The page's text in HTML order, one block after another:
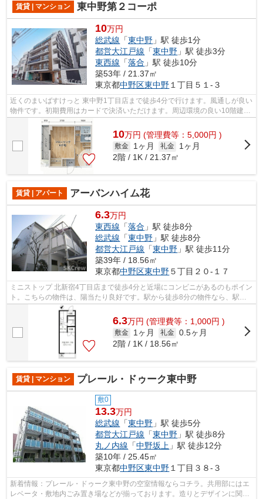
賃貸 | マンション 東中野第２コーポ
10万円
総武線 「東中野 」駅 徒歩1分
都営大江戸線 「東中野 」駅 徒歩3分
東西線 「落合 」駅 徒歩10分
築53年 / 21.37㎡
東京都中野区東中野 １丁目５１-３
近くのまいばすけっと 東中野1丁目店まで徒歩4分で行けます。風通しが良い
物件です。初期費用はカードで決済いただけます。周辺環境の良い10階建て
の建物です。中野区エリアと総武線東...
10万円 (管理費等：5,000円 )
敷金 1ヶ月 礼金
1ヶ月
2階 / 1K / 21.37㎡
賃貸 | アパート アーバンハイム花
6.3万円
東西線 「落合 」駅 徒歩8分
総武線 「東中野 」駅 徒歩8分
都営大江戸線 「東中野 」駅 徒歩11分
築39年 / 18.56㎡
東京都中野区東中野５丁目２０-１７
ミニストップ 北新宿4丁目店まで徒歩4分と近場にコンビニがあるのもポイン
ト。こちらの物件は、陽当たり良好です。駅から徒歩8分の物件なら、駅前
のお買い物も便利です。最上階の物件...
6.3万円 (管理費等：1,000円 )
敷金 1ヶ月 礼金 0.5ヶ月
2階 / 1K / 18.56㎡
賃貸 | マンション プレール・ドゥーク東中野
敷0
13.3万円
総武線 「東中野 」駅 徒歩5分
都営大江戸線 「東中野 」駅 徒歩8分
丸ノ内線 「中野坂上 」駅 徒歩12分
築10年 / 25.45㎡
東京都中野区東中野１丁目３８-３
新着情報：プレール・ドゥーク東中野の空室情報ならコチラ。共用部にはエ
レベータ・敷地内ごみ置き場などが揃っております。造りとデザインに関し